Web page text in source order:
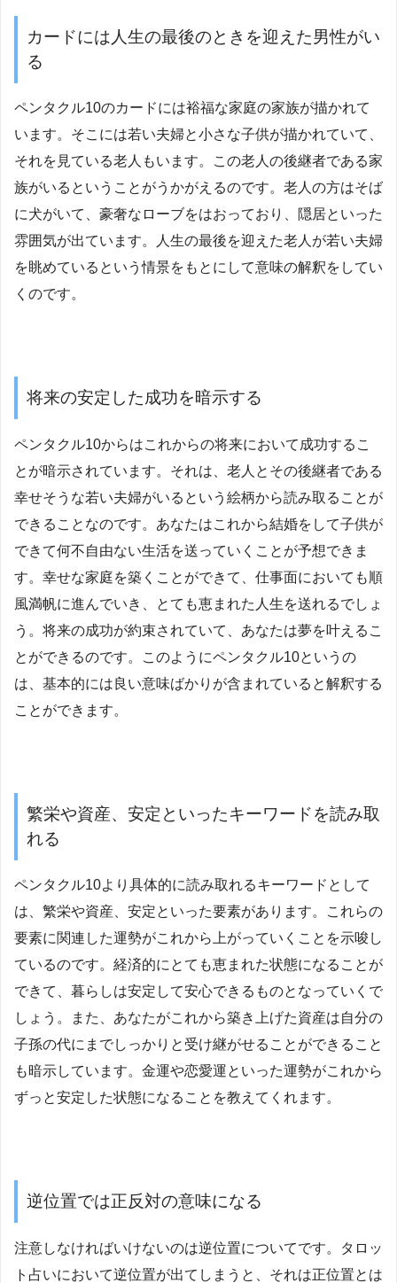
カードには人生の最後のときを迎えた男性がい
る
ペンタクル10のカードには裕福な家庭の家族が描かれて
います。そこには若い夫婦と小さな子供が描かれていて、
それを見ている老人もいます。この老人の後継者である家
族がいるということがうかがえるのです。老人の方はそば
に犬がいて、豪奢なローブをはおっており、隠居といった
雰囲気が出ています。人生の最後を迎えた老人が若い夫婦
を眺めているという情景をもとにして意味の解釈をしてい
くのです。
将来の安定した成功を暗示する
ペンタクル10からはこれからの将来において成功するこ
とが暗示されています。それは、老人とその後継者である
幸せそうな若い夫婦がいるという絵柄から読み取ることが
できることなのです。あなたはこれから結婚をして子供が
できて何不自由ない生活を送っていくことが予想できま
す。幸せな家庭を築くことができて、仕事面においても順
風満帆に進んでいき、とても恵まれた人生を送れるでしょ
う。将来の成功が約束されていて、あなたは夢を叶えるこ
とができるのです。このようにペンタクル10というの
は、基本的には良い意味ばかりが含まれていると解釈する
ことができます。
繁栄や資産、安定といったキーワードを読み取
れる
ペンタクル10より具体的に読み取れるキーワードとして
は、繁栄や資産、安定といった要素があります。これらの
要素に関連した運勢がこれから上がっていくことを示唆し
ているのです。経済的にとても恵まれた状態になることが
できて、暮らしは安定して安心できるものとなっていくで
しょう。また、あなたがこれから築き上げた資産は自分の
子孫の代にまでしっかりと受け継がせることができること
も暗示しています。金運や恋愛運といった運勢がこれから
ずっと安定した状態になることを教えてくれます。
逆位置では正反対の意味になる
注意しなければいけないのは逆位置についてです。タロッ
ト占いにおいて逆位置が出てしまうと、それは正位置とは